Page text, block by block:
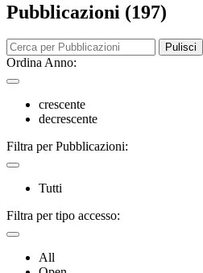
Pubblicazioni (197)
Pulisci
Ordina Anno:
crescente
decrescente
Filtra per Pubblicazioni:
Tutti
Filtra per tipo accesso:
All